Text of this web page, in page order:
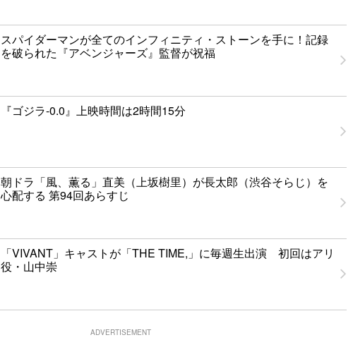
スパイダーマンが全てのインフィニティ・ストーンを手に！記録
を破られた『アベンジャーズ』監督が祝福
『ゴジラ-0.0』上映時間は2時間15分
朝ドラ「風、薫る」直美（上坂樹里）が長太郎（渋谷そらじ）を
心配する 第94回あらすじ
「VIVANT」キャストが「THE TIME,」に毎週生出演 初回はアリ
役・山中崇
ADVERTISEMENT